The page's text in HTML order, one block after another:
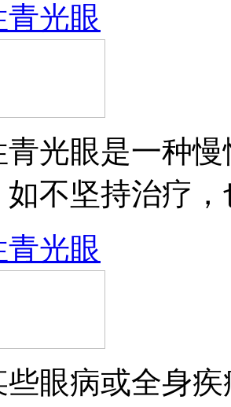
青光眼
青光眼是一种
如不坚持治疗
光眼
些眼病或全身